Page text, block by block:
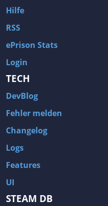
Hilfe
RSS
ePrison Stats
Login
TECH
DevBlog
Fehler melden
Changelog
Logs
Features
UI
STEAM DB